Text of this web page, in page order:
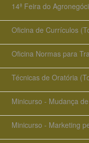
14ª Feira do
Oficina de Currículos
Oficina Normas para
Técnicas de Oratória
Minicurso - Mudança
Minicurso - Marketing